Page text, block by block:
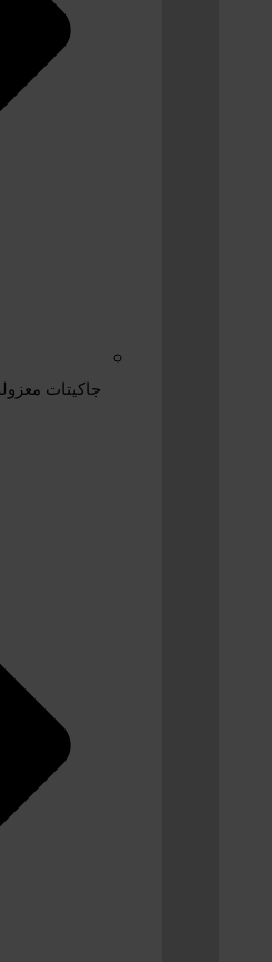
جاكيتات معزولة